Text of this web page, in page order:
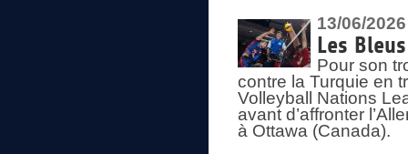
13/06/2026
Les
Pour son
contre la Turquie en
Volleyball Nations
avant d’affronter
à Ottawa (Canada).